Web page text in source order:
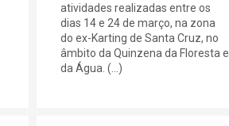
atividades realizadas entre os
dias 14 e 24 de março, na zona
do ex-Karting de Santa Cruz, no
âmbito da Quinzena da Floresta e
da Água. (...)